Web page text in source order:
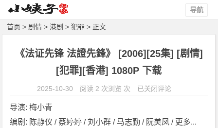
导航
首页 > 剧情 >港剧 >犯罪 > 正文
《法证先锋 法證先鋒》 [2006][25集] [剧情]
[犯罪][香港] 1080P 下载
2025-10-30 阅读 2 次浏览 次
《法
锋
已关闭评论
导演: 梅小青
编剧: 陈静仪 / 蔡婷婷 / 刘小群 / 马志勤 / 阮美凤 / 更多...